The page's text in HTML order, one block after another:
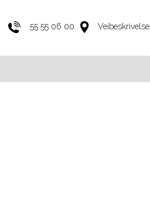
55 55 06 00 Veibeskrivelse